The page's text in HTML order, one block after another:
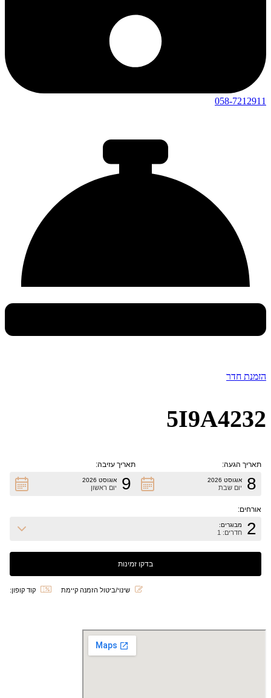
058-7212911
הזמנת חדר
5I9A4232
תאריך הגעה:
8 אוגוסט 2026
יום שבת
תאריך עזיבה:
9 אוגוסט 2026
יום ראשון
אורחים:
2 מבוגרים:
חדרים: 1
קוד קופון: שינוי/ביטול הזמנה קיימת